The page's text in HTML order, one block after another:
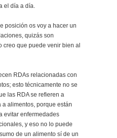
el día a día.
posición os voy a hacer un
quizás son
creo que puede venir bien al
RDAs relacionadas con
esto técnicamente no se
las RDA se refieren a
a alimentos, porque están
evitar enfermedades
y eso no lo puede
de un alimento sí de un